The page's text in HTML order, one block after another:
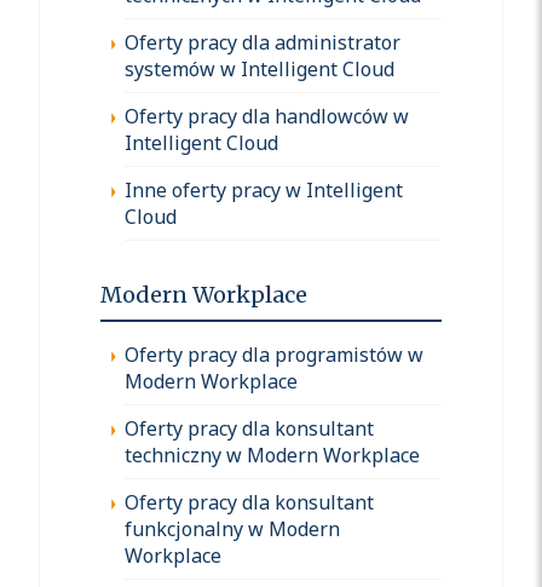
Oferty pracy dla administrator
systemów w Intelligent Cloud
Oferty pracy dla handlowców w
Intelligent Cloud
Inne oferty pracy w Intelligent
Cloud
Modern Workplace
Oferty pracy dla programistów w
Modern Workplace
Oferty pracy dla konsultant
techniczny w Modern Workplace
Oferty pracy dla konsultant
funkcjonalny w Modern
Workplace